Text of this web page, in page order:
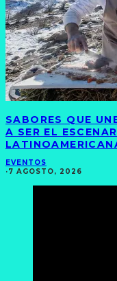
SABORES QUE
A SER EL
EVENTOS
·7 AGOSTO, 2026